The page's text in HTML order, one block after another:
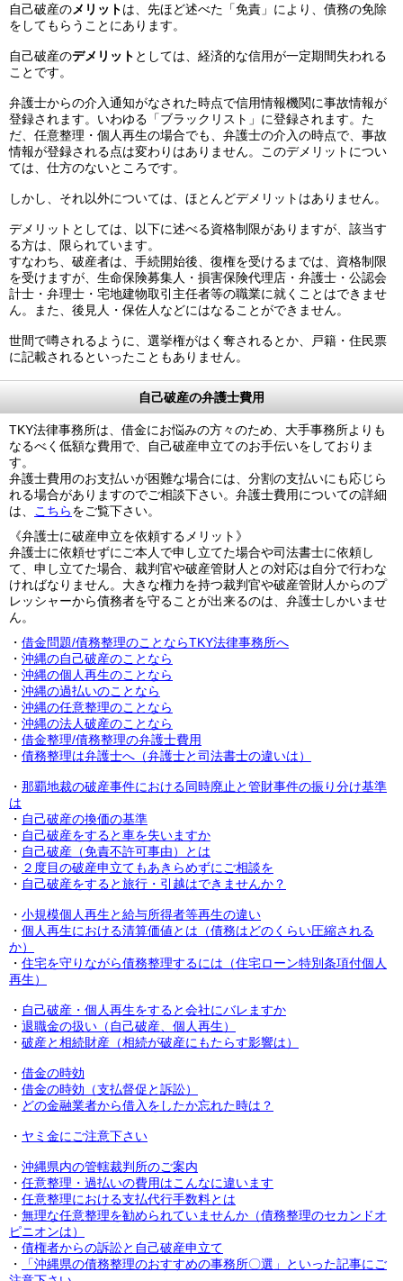
自己破産のメリットは、先ほど述べた「免責」により、債務の免除
をしてもらうことにあります。
自己破産のデメリット としては、経済的な信用が一定期間失われる
ことです。
弁護士からの介入通知がなされた時点で信用情報機関に事故情報が
登録されます。いわゆる「ブラックリスト」に登録されます。た
だ、任意整理・個人再生の場合でも、弁護士の介入の時点で、事故
情報が登録される点は変わりはありません。このデメリットについ
ては、仕方のないところです。
しかし、それ以外については、ほとんどデメリットはありません。
デメリットとしては、以下に述べる資格制限がありますが、該当す
る方は、限られています。
すなわち、破産者は、手続開始後、復権を受けるまでは、資格制限
を受けますが、生命保険募集人・損害保険代理店・弁護士・公認会
計士・弁理士・宅地建物取引主任者等の職業に就くことはできませ
ん。また、後見人・保佐人などにはなることができません。
世間で噂されるように、選挙権がはく奪されるとか、戸籍・住民票
に記載されるといったこともありません。
自己破産の弁護士費用
TKY法律事務所は、借金にお悩みの方々のため、大手事務所よりも
なるべく低額な費用で、自己破産申立てのお手伝いをしておりま
す。
弁護士費用のお支払いが困難な場合には、分割の支払いにも応じら
れる場合がありますのでご相談下さい。弁護士費用についての詳細
は、
こちらをご覧下さい。
《弁護士に破産申立を依頼するメリット》
弁護士に依頼せずにご本人で申し立てた場合や司法書士に依頼し
て、申し立てた場合、裁判官や破産管財人との対応は自分で行わな
ければなりません。大きな権力を持つ裁判官や破産管財人からのプ
レッシャーから債務者を守ることが出来るのは、弁護士しかいませ
ん。
・ 借金問題/債務整理のことならTKY法律事務所へ
・ 沖縄の自己破産のことなら
・ 沖縄の個人再生のことなら
・ 沖縄の過払いのことなら
・ 沖縄の任意整理のことなら
・ 沖縄の法人破産のことなら
・ 借金整理/債務整理の弁護士費用
・ 債務整理は弁護士へ（弁護士と司法書士の違いは）
・ 那覇地裁の破産事件における同時廃止と管財事件の振り分け基準
は
・ 自己破産の換価の基準
・ 自己破産をすると車を失いますか
・ 自己破産（免責不許可事由）とは
・ ２度目の破産申立てもあきらめずにご相談を
・ 自己破産をすると旅行・引越はできませんか？
・ 小規模個人再生と給与所得者等再生の違い
・ 個人再生における清算価値とは（債務はどのくらい圧縮される
か）
・ 住宅を守りながら債務整理するには（住宅ローン特別条項付個人
再生）
・ 自己破産・個人再生をすると会社にバレますか
・ 退職金の扱い（自己破産、個人再生）
・ 破産と相続財産（相続が破産にもたらす影響は）
・ 借金の時効
・ 借金の時効（支払督促と訴訟）
・ どの金融業者から借入をしたか忘れた時は？
・ ヤミ金にご注意下さい
・ 沖縄県内の管轄裁判所のご案内
・ 任意整理・過払いの費用はこんなに違います
・ 任意整理における支払代行手数料とは
・ 無理な任意整理を勧められていませんか（債務整理のセカンドオ
ピニオンは）
・ 債権者からの訴訟と自己破産申立て
・
「沖縄県の債務整理のおすすめの事務所〇選」といった記事にご